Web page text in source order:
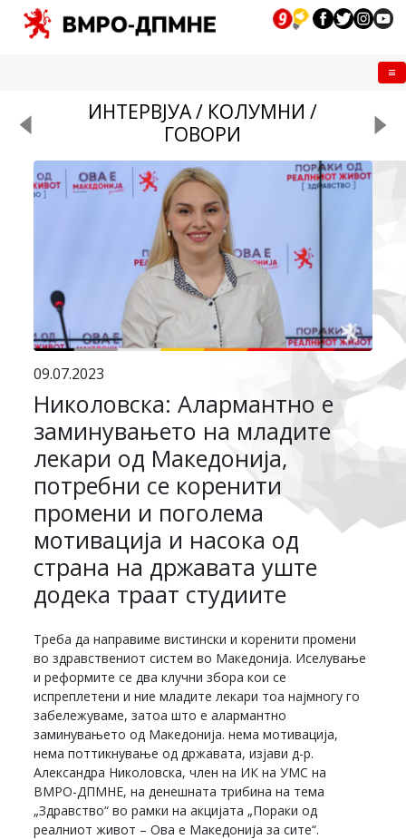
ИНТЕРВЈУА / КОЛУМНИ /
ГОВОРИ
09.07.2023
Николовска: Алармантно е
заминувањето на младите
лекари од Македонија,
потребни се коренити
промени и поголема
мотивација и насока од
страна на државата уште
додека траат студиите
Треба да направиме вистински и коренити промени
во здравствениот систем во Македонија. Иселување
и реформите се два клучни збора кои се
испреплетени и ние младите лекари тоа најмногу го
забележуваме, затоа што е алармантно
заминувањето од Македонија. нема мотивација,
нема поттикнување од државата, изјави д-р.
Александра Николовска, член на ИК на УМС на
ВМРО-ДПМНЕ, на денешната трибина на тема
„Здравство“ во рамки на акцијата „Пораки од
реалниот живот – Ова е Македонија за сите“.